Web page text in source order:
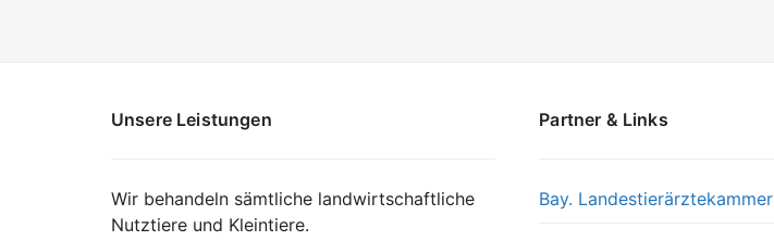
Unsere Leistungen
Wir behandeln sämtliche landwirtschaftliche
Nutztiere und Kleintiere.
Partner & Links
Bay. Landestierärztekammer